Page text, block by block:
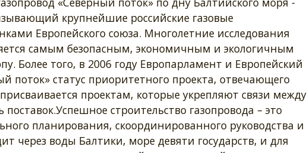
крупнейшие российские газовые
Европейского союза. Многолетние исследования
самым безопасным, экономичным и экологичным
Более того, в 2006 году Европарламент и Европейский
поток» статус приоритетного проекта, отвечающего
проектам, которые укрепляют связи между
строительство газопровода – это
планирования, скоординированного руководства и
через воды Балтики, море девяти государств, и для